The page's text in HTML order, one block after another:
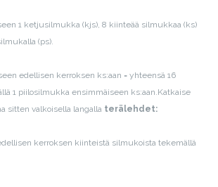
1 ketjusilmukka (kjs), 8 kiinteää silmukkaa (ks)
(ps).
edellisen kerroksen ks:aan = yhteensä 16
1 piilosilmukka ensimmäiseen ks:aan.Katkaise
sitten valkoisella langalla terälehdet:
kerroksen kiinteistä silmukoista tekemällä